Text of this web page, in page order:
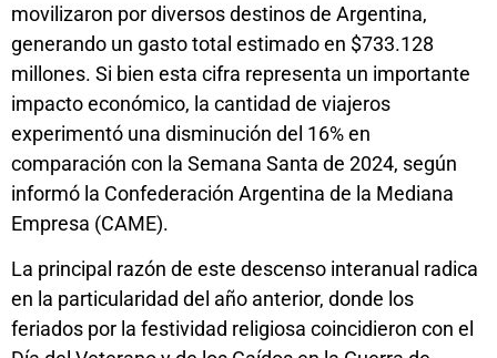
movilizaron por diversos destinos de Argentina,
generando un gasto total estimado en $733.128
millones. Si bien esta cifra representa un importante
impacto económico, la cantidad de viajeros
experimentó una disminución del 16% en
comparación con la Semana Santa de 2024, según
informó la Confederación Argentina de la Mediana
Empresa (CAME).
La principal razón de este descenso interanual radica
en la particularidad del año anterior, donde los
feriados por la festividad religiosa coincidieron con el